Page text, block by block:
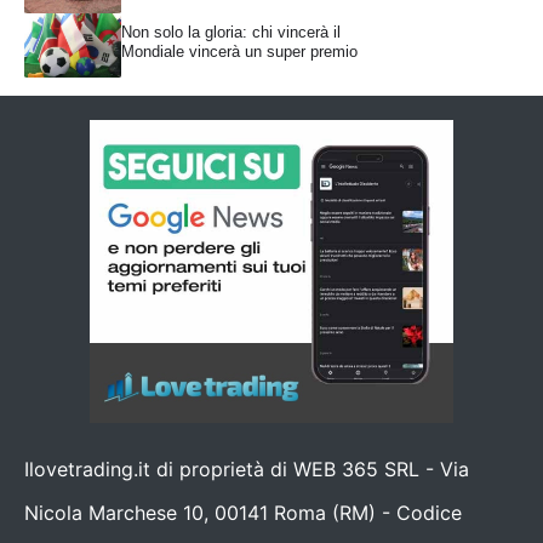
Non solo la gloria: chi vincerà il
Mondiale vincerà un super premio
Ilovetrading.it di proprietà di WEB 365 SRL - Via
Nicola Marchese 10, 00141 Roma (RM) - Codice